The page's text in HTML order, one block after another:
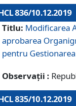
836/10.12.2019
Titlu: Modificarea
aprobarea
pentru
Observații :
835/10.12.2019